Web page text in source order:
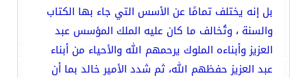
بل إنه يختلف تمامًا عن الأسس التي جاء بها الكتاب
والسنة ، وتُخالف ما كان عليه الملك المؤسس عبد
العزيز وأبناءه الملوك يرحمهم الله والأحياء من أبناء
عبد العزيز حفظهم الله، ثم شدد الأمير خالد بما أن